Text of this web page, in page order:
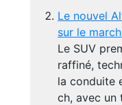
Le nouvel
sur le
Le SUV
raffiné,
la conduite
ch, avec un